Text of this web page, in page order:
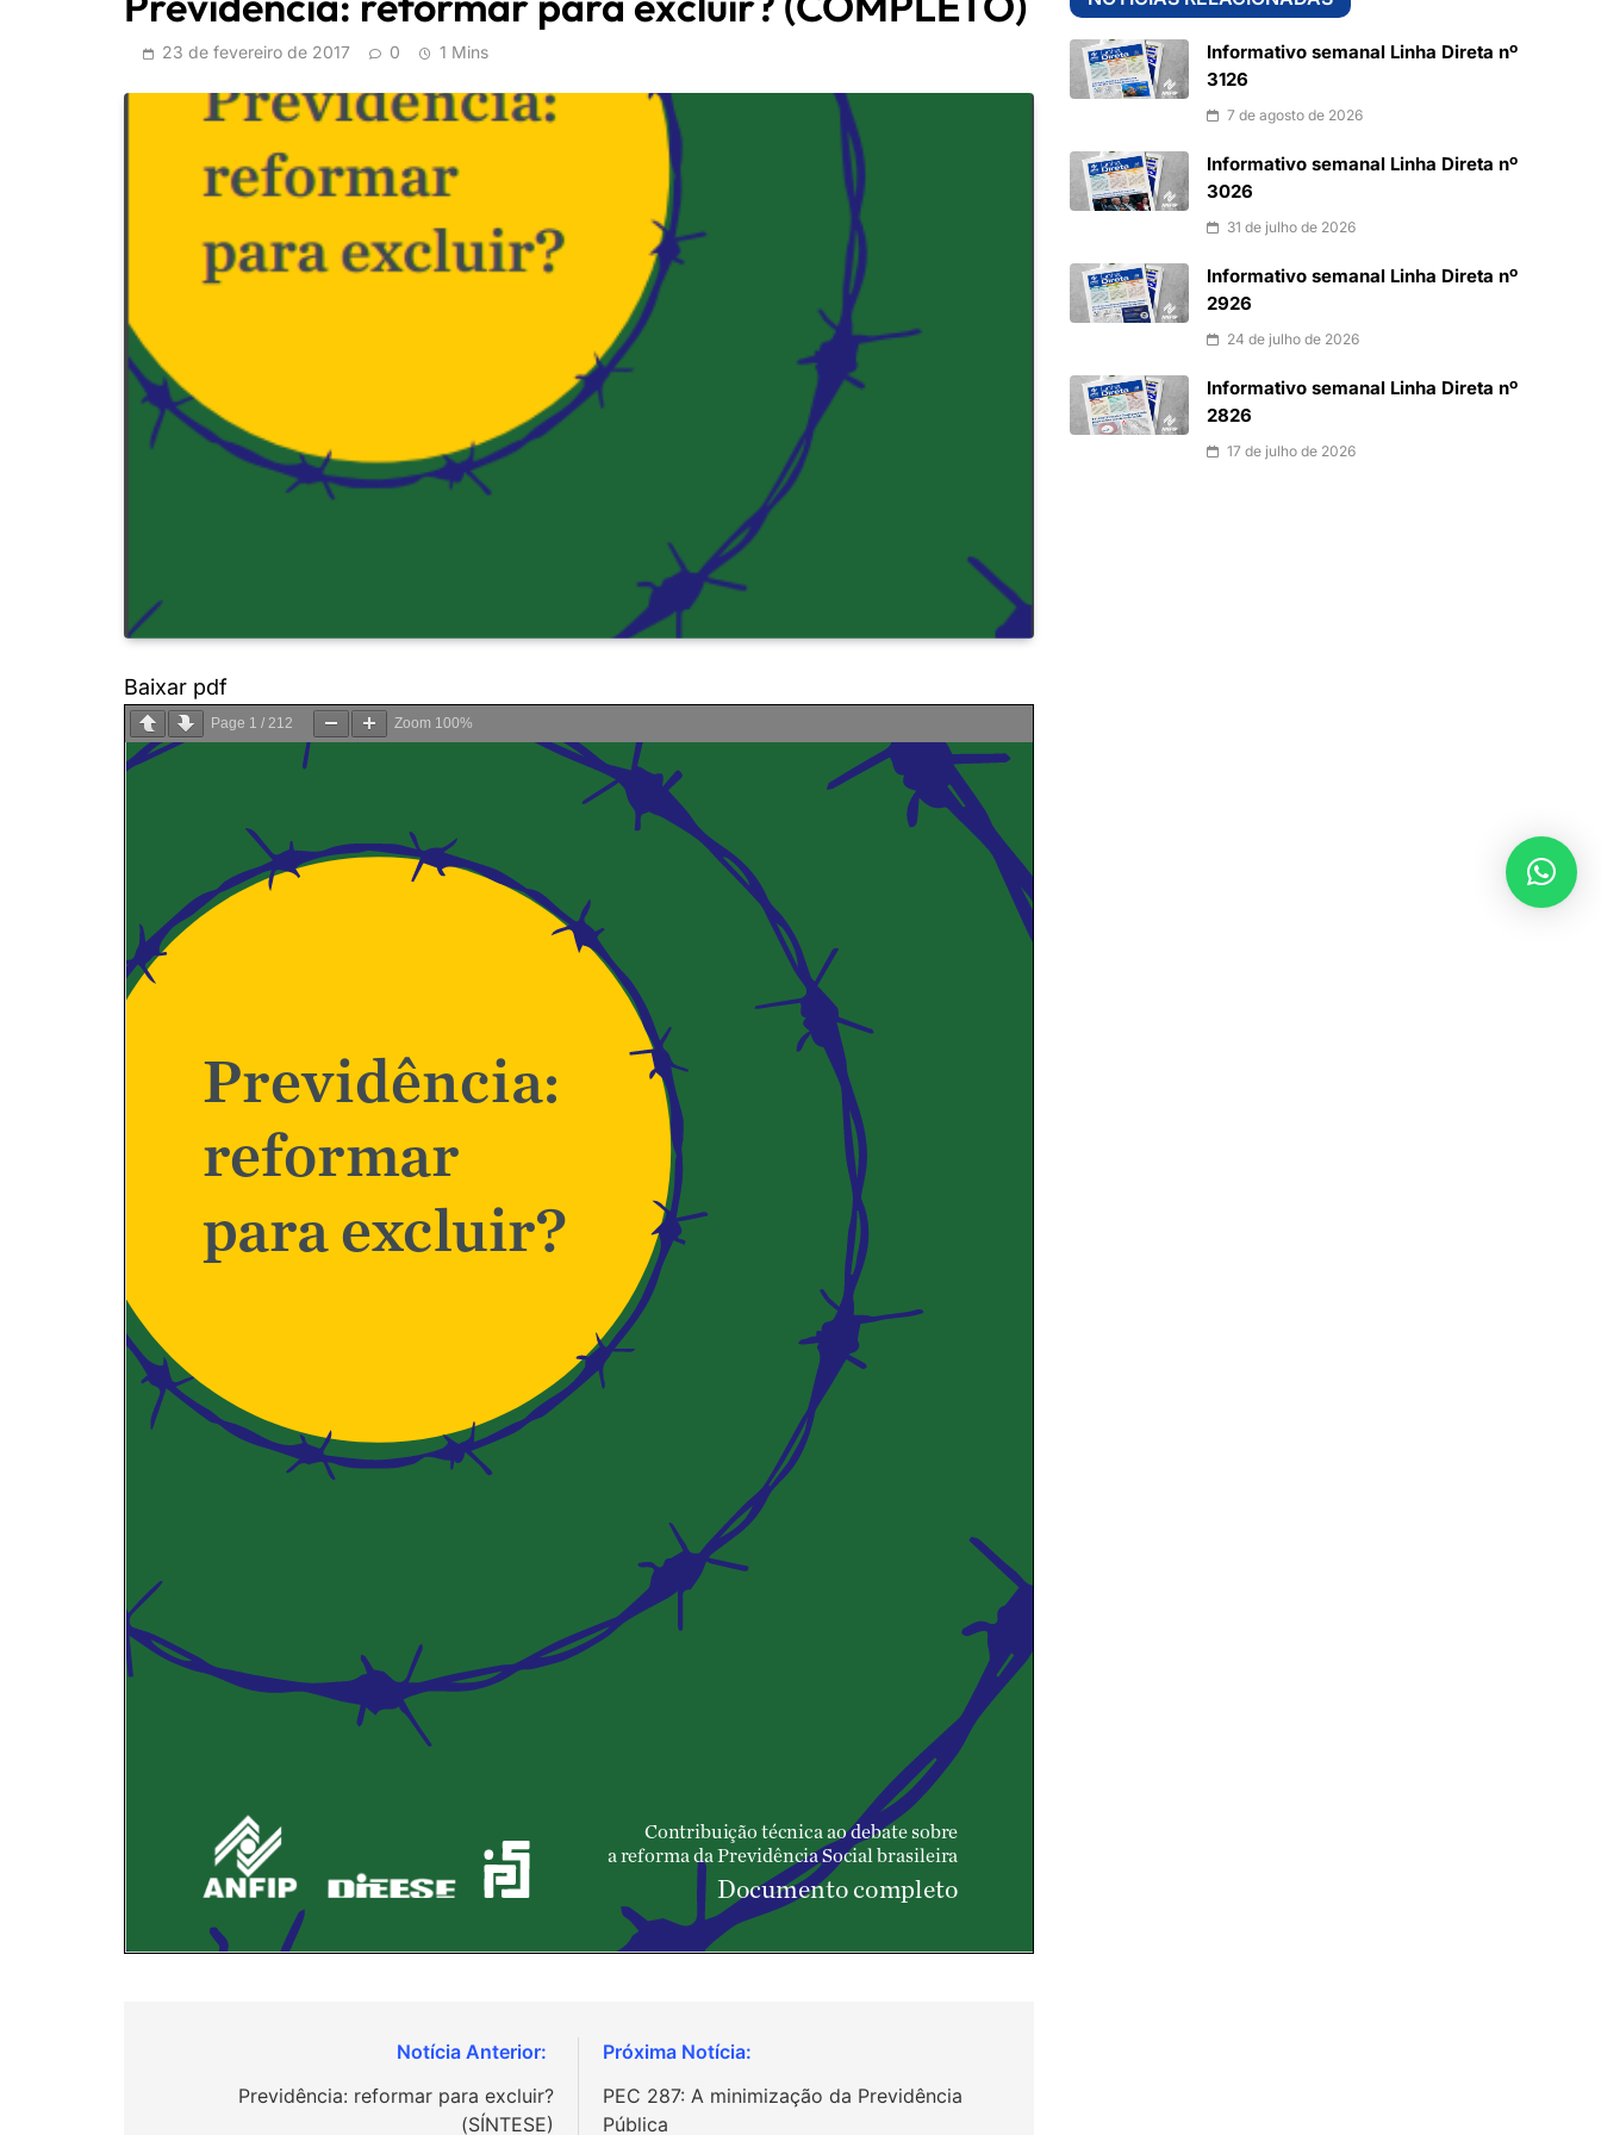
23 de fevereiro de 2017 0 1 Mins
Baixar pdf
Page 1 / 212 Zoom 100%
Previdência: reformar para excluir?
(SÍNTESE)
PEC 287: A minimização da Previdência
Pública
Informativo semanal Linha Direta nº
3126
7 de agosto de 2026
Informativo semanal Linha Direta nº
3026
31 de julho de 2026
Informativo semanal Linha Direta nº
2926
24 de julho de 2026
Informativo semanal Linha Direta nº
2826
17 de julho de 2026